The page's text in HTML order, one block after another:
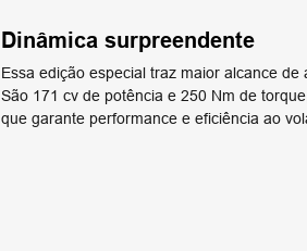
Dinâmica surpreendente
Essa edição especial traz maior alcance
São 171 cv de potência e 250 Nm de
que garante performance e eficiência ao